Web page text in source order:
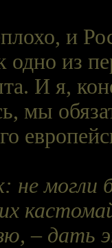
и
одно из
И я,
мы
не
– дать